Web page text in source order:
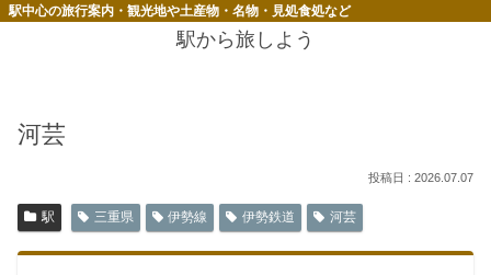
駅中心の旅行案内・観光地や土産物・名物・見処食処など
駅から旅しよう
河芸
2026.07.07
駅 三重県 伊勢線 伊勢鉄道 河芸